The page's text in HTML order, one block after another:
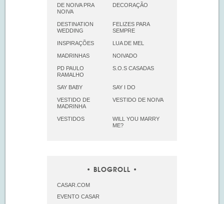
DE NOIVA PRA
NOIVA
DECORAÇÃO
DESTINATION
WEDDING
FELIZES PARA
SEMPRE
INSPIRAÇÕES LUA DE MEL
MADRINHAS NOIVADO
PD PAULO
RAMALHO
S.O.S CASADAS
SAY BABY SAY I DO
VESTIDO DE
MADRINHA
VESTIDO DE NOIVA
VESTIDOS
WILL YOU MARRY
ME?
BLOGROLL
CASAR.COM
EVENTO CASAR